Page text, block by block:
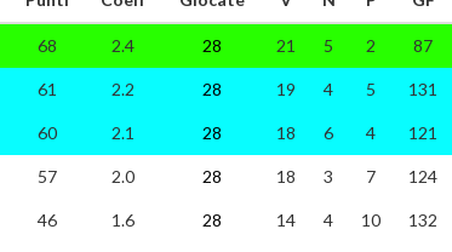
68 2.4 28 21 5 2 87
61 2.2 28 19 4 5 131
60 2.1 28 18 6 4 121
57 2.0 28 18 3 7 124
46 1.6 28 14 4 10 132